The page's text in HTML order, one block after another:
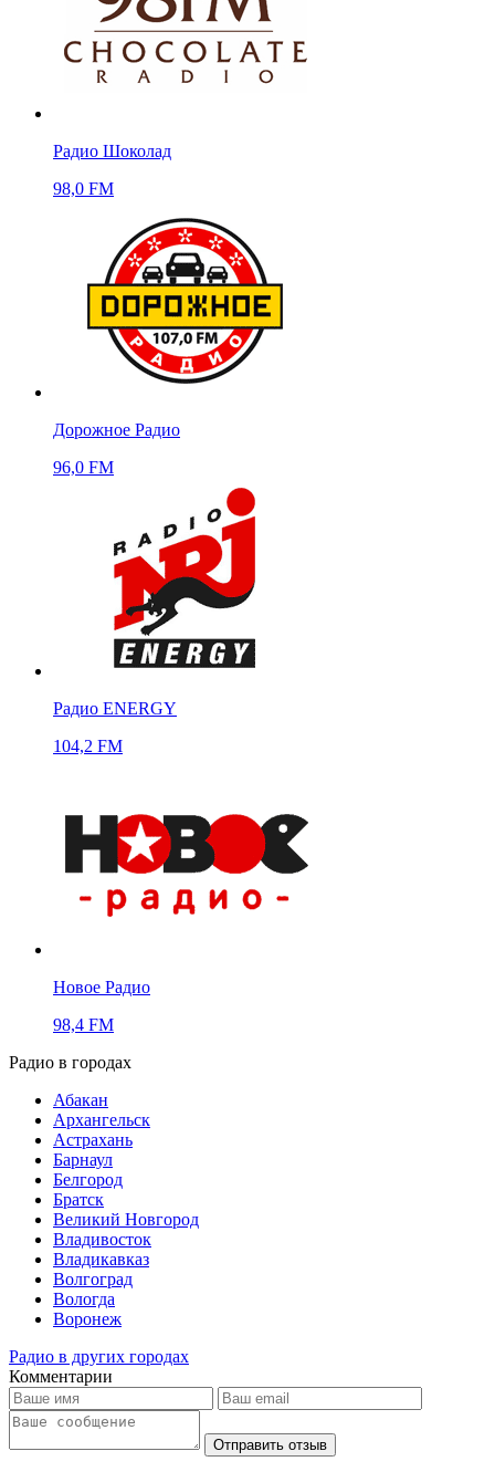
Радио Шоколад
98,0 FM
Дорожное Радио
96,0 FM
Радио ENERGY
104,2 FM
Новое Радио
98,4 FM
Радио в городах
Абакан
Архангельск
Астрахань
Барнаул
Белгород
Братск
Великий Новгород
Владивосток
Владикавказ
Волгоград
Вологда
Воронеж
Радио в других городах
Комментарии
Отправить отзыв